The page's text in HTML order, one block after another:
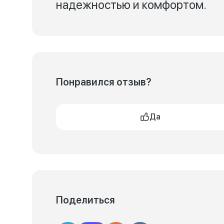
надежностью и комфортом.
Понравился отзыв?
Да
Поделиться